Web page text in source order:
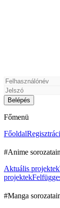
Főmenü
Főoldal
#Anime
Aktuális projektek
projektek
#Manga